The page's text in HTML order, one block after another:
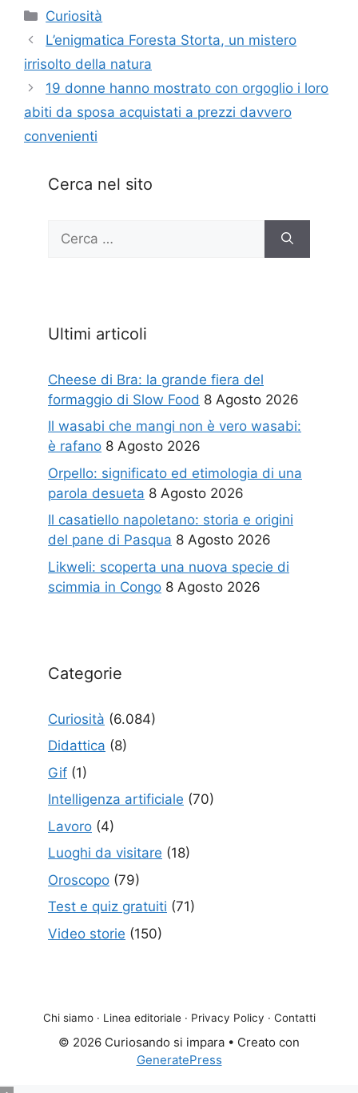
Categorie
Curiosità
L’enigmatica Foresta Storta, un mistero
irrisolto della natura
19 donne hanno mostrato con orgoglio i loro
abiti da sposa acquistati a prezzi davvero
convenienti
Cerca nel sito
per:
Ultimi articoli
Cheese di Bra: la grande fiera del
formaggio di Slow Food 8 Agosto 2026
Il wasabi che mangi non è vero wasabi:
è rafano 8 Agosto 2026
Orpello: significato ed etimologia di una
parola desueta 8 Agosto 2026
Il casatiello napoletano: storia e origini
del pane di Pasqua 8 Agosto 2026
Likweli: scoperta una nuova specie di
scimmia in Congo 8 Agosto 2026
Categorie
Curiosità (6.084)
Didattica (8)
Gif (1)
Intelligenza artificiale (70)
Lavoro (4)
Luoghi da visitare (18)
Oroscopo (79)
Test e quiz gratuiti (71)
Video storie (150)
Chi siamo · Linea editoriale · Privacy Policy · Contatti
© 2026 Curiosando si impara • Creato con
GeneratePress